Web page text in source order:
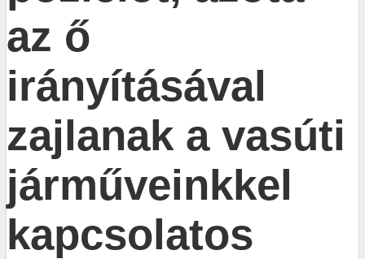
az ő
irányításával
zajlanak a vasúti
járműveinkkel
kapcsolatos